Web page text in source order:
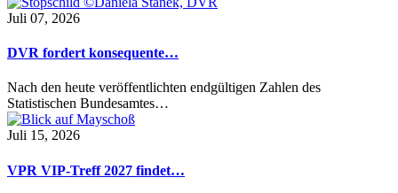
Juli 07, 2026
DVR fordert konsequente…
Nach den heute veröffentlichten endgültigen Zahlen des
Statistischen Bundesamtes…
Juli 15, 2026
VPR VIP-Treff 2027 findet…